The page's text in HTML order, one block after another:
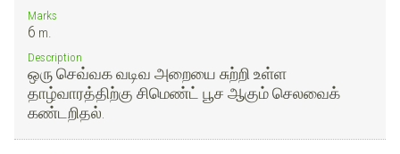
Marks
6 m.
Description
ஒரு செவ்வக வடிவ அறையை சுற்றி உள்ள
தாழ்வாரத்திற்கு சிமெண்ட் பூச ஆகும் செலவைக்
கண்டறிதல்.